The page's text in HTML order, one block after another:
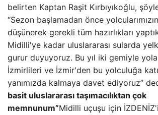
belirten Kaptan Raşit Kırbıyıkoğlu,
“Sezon başlamadan önce
düşünerek gerekli tüm hazırlıkları
Midilli'ye kadar uluslararası sularda
gurur duyuyoruz. Bu yıl iki gemiyle yola
İzmirlileri ve İzmir'den bu yolculuğa
yanımızda kalmaya davet ediyoruz”
basit uluslararası taşımacılıktan çok
memnunum”Midilli uçuşu için